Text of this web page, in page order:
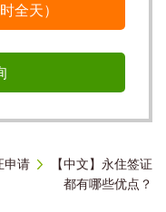
全天）
申请
【中文】永住签证
都有哪些优点？